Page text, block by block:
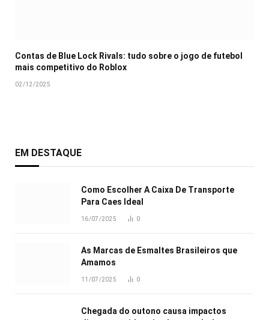
Contas de Blue Lock Rivals: tudo sobre o jogo de futebol
mais competitivo do Roblox
02/12/2025
EM DESTAQUE
Como Escolher A Caixa De Transporte
Para Caes Ideal
16/07/2025 0
As Marcas de Esmaltes Brasileiros que
Amamos
11/07/2025 0
Chegada do outono causa impactos